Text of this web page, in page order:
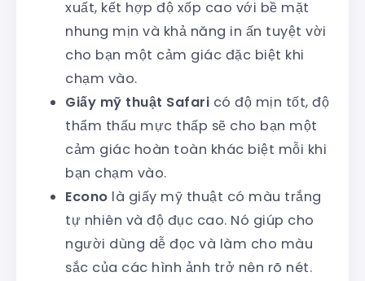
xuất, kết hợp độ xốp cao với bề mặt
nhung mịn và khả năng in ấn tuyệt vời
cho bạn một cảm giác đặc biệt khi
chạm vào.
Giấy mỹ thuật Safari có độ mịn tốt, độ
thẩm thấu mực thấp sẽ cho bạn một
cảm giác hoàn toàn khác biệt mỗi khi
bạn chạm vào.
Econo là giấy mỹ thuật có màu trắng
tự nhiên và độ đục cao. Nó giúp cho
người dùng dễ đọc và làm cho màu
sắc của các hình ảnh trở nên rõ nét.